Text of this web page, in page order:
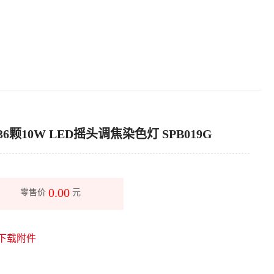
颗10W LED摇头调焦染色灯 SPB019G
零售价 0.00 元
载附件